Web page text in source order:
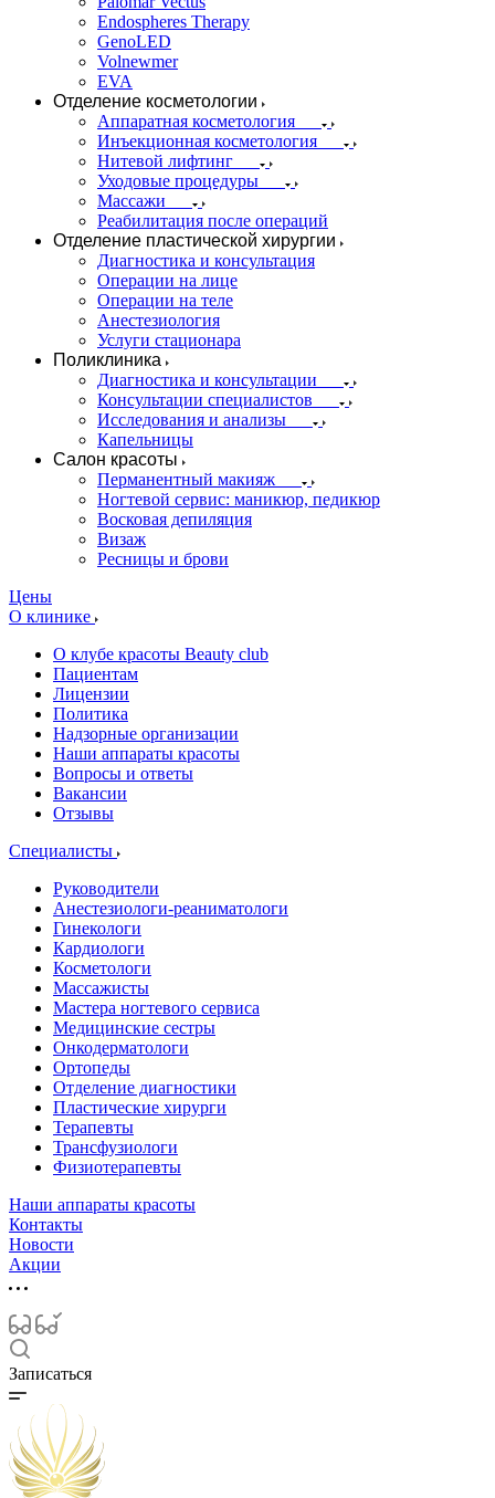
Endospheres Therapy
GenoLED
Volnewmer
EVA
Отделение косметологии
Аппаратная косметология
Инъекционная косметология
Нитевой лифтинг
Уходовые процедуры
Массажи
Реабилитация после операций
Отделение пластической хирургии
Диагностика и консультация
Операции на лице
Операции на теле
Анестезиология
Услуги стационара
Поликлиника
Диагностика и консультации
Консультации специалистов
Исследования и анализы
Капельницы
Салон красоты
Перманентный макияж
Ногтевой сервис: маникюр, педикюр
Восковая депиляция
Визаж
Ресницы и брови
Цены
О клинике
О клубе красоты Beauty club
Пациентам
Лицензии
Политика
Надзорные организации
Наши аппараты красоты
Вопросы и ответы
Вакансии
Отзывы
Специалисты
Руководители
Анестезиологи-реаниматологи
Гинекологи
Кардиологи
Косметологи
Массажисты
Мастера ногтевого сервиса
Медицинские сестры
Онкодерматологи
Ортопеды
Отделение диагностики
Пластические хирурги
Терапевты
Трансфузиологи
Физиотерапевты
Наши аппараты красоты
Контакты
Новости
Акции
Записаться